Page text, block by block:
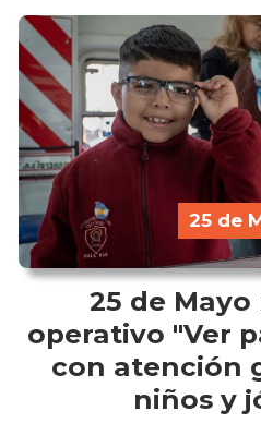
25 de
operativo "Ver
con atención
niños y
25 de